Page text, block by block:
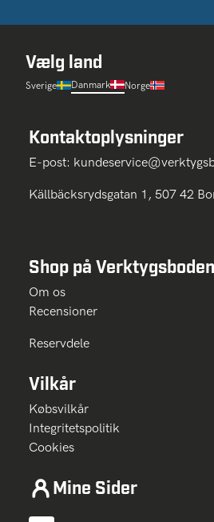
Vælg land
Sverige Danmark Norge
Kontaktoplysninger
E-post:
Källbäcksrydsgatan 1, 507 42
Shop på Verktygsboden
Om os
Recensioner
Reservdele
Vilkår
Købsvilkår
Integritetspolitik
Cookies
Mine Sider